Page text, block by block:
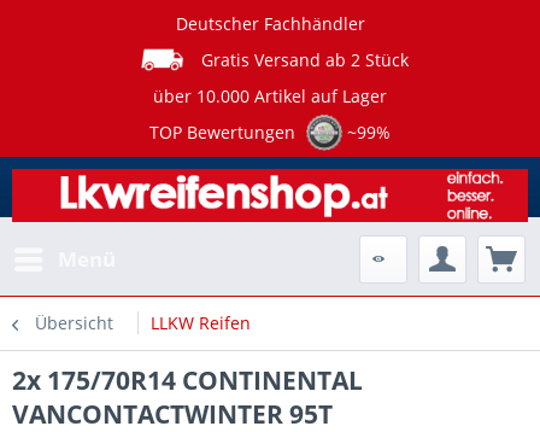
Deutscher Fachhändler
Gratis Versand ab 2 Stück
über 10.000 Artikel auf Lager
TOP Bewertungen
~99%
Übersicht LLKW Reifen
2x 175/70R14 CONTINENTAL
VANCONTACTWINTER 95T